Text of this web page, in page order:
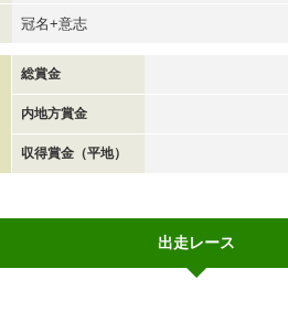
冠名+意志
総賞金
内地方賞金
収得賞金（平地）
出走レース